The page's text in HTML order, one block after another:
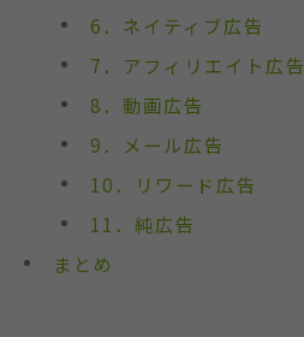
6．ネイティブ広告
7．アフィリエイト広告
8．動画広告
9．メール広告
10．リワード広告
11．純広告
まとめ